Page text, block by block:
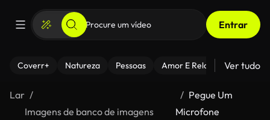
Entrar
Coverr+ Natureza Pessoas Amor E Relacionamentos
Ver tudo
Lar
Imagens de banco de imagens
Pegue Um
Microfone